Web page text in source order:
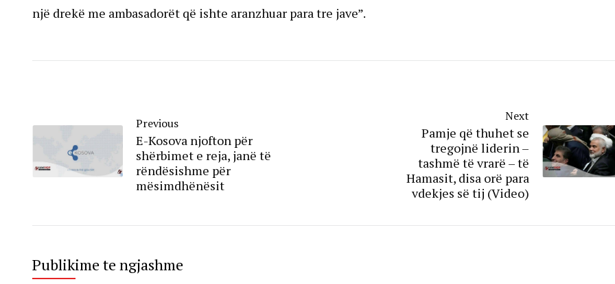
një drekë me ambasadorët që ishte aranzhuar para tre jave”.
Previous
E-Kosova njofton për
shërbimet e reja, janë të
rëndësishme për
mësimdhënësit
Next
Pamje që thuhet se
tregojnë liderin –
tashmë të vrarë – të
Hamasit, disa orë para
vdekjes së tij (Video)
Publikime te ngjashme